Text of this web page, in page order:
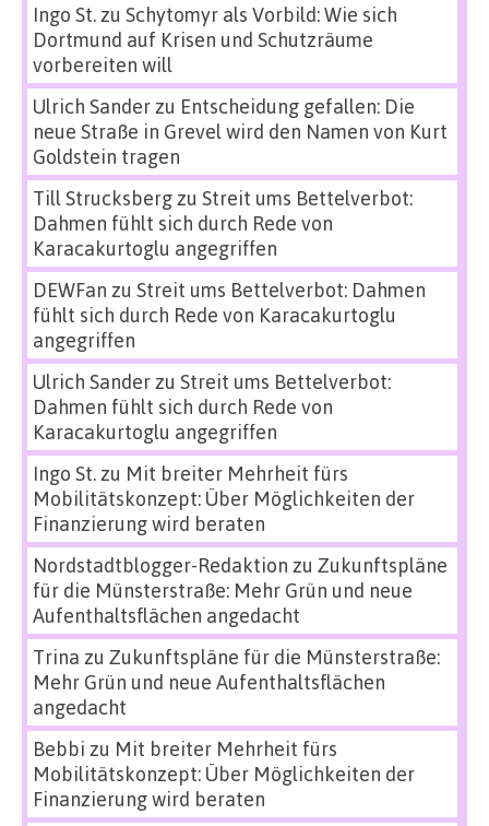
Ingo St.zu Schytomyr als Vorbild: Wie sich
Dortmund auf Krisen und Schutzräume
vorbereiten will
Ulrich Sanderzu Entscheidung gefallen: Die
neue Straße in Grevel wird den Namen von Kurt
Goldstein tragen
Till Strucksbergzu Streit ums Bettelverbot:
Dahmen fühlt sich durch Rede von
Karacakurtoglu angegriffen
DEWFan zu Streit ums Bettelverbot: Dahmen
fühlt sich durch Rede von Karacakurtoglu
angegriffen
Ulrich Sanderzu Streit ums Bettelverbot:
Dahmen fühlt sich durch Rede von
Karacakurtoglu angegriffen
Ingo St.zu Mit breiter Mehrheit fürs
Mobilitätskonzept: Über Möglichkeiten der
Finanzierung wird beraten
Nordstadtblogger-Redaktion zu Zukunftspläne
für die Münsterstraße: Mehr Grün und neue
Aufenthaltsflächen angedacht
Trina zu Zukunftspläne für die Münsterstraße:
Mehr Grün und neue Aufenthaltsflächen
angedacht
Bebbi zu Mit breiter Mehrheit fürs
Mobilitätskonzept: Über Möglichkeiten der
Finanzierung wird beraten